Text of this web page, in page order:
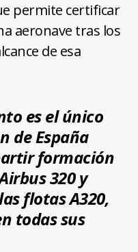
permite certificar
aeronave tras los
de esa
es el único
de España
formación
320 y
flotas A320,
todas sus